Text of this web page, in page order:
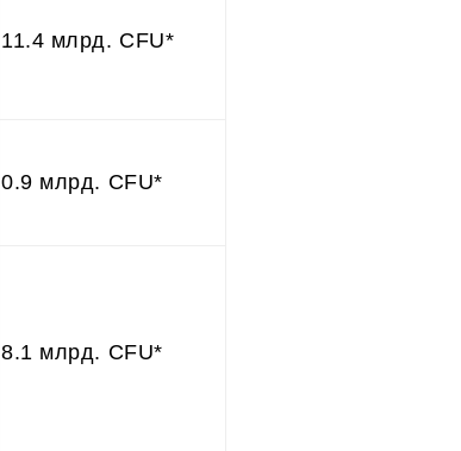
11.4 млрд. CFU*
0.9 млрд. CFU*
8.1 млрд. CFU*